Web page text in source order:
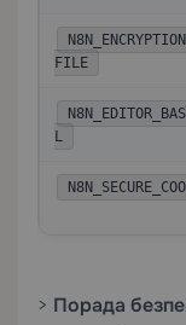
FILE
L
> Порада